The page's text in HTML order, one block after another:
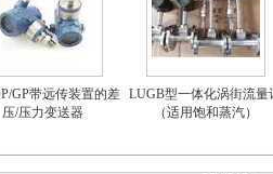
带远传装置的差
/压力变送器
LUGB型一体化涡街流量计
（适用饱和蒸汽）